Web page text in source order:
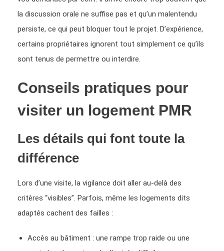
la discussion orale ne suffise pas et qu’un malentendu
persiste, ce qui peut bloquer tout le projet. D’expérience,
certains propriétaires ignorent tout simplement ce qu’ils
sont tenus de permettre ou interdire.
Conseils pratiques pour
visiter un logement PMR
Les détails qui font toute la
différence
Lors d’une visite, la vigilance doit aller au-delà des
critères “visibles”. Parfois, même les logements dits
adaptés cachent des failles :
Accès au bâtiment : une rampe trop raide ou une